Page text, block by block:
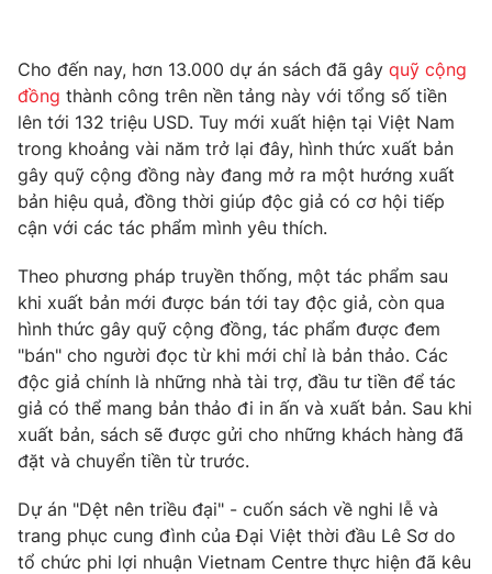
Thế giới đó đây
Câu chuyện quốc tế
Tài chính
Thị trường
Góc doanh nghiệp
Dữ liệu và đời sống
Truyền hình
Phim VTV
Nhân vật
Khán giả
Giải sao mai
Giải trí
Điện ảnh
Âm nhạc
Sao
Đời sống
Du lịch
Làm đẹp
Chất lượng cuộc sống
Giáo dục
Tuyển sinh
Học trực tuyến
Công nghệ
Hitech Công nghệ tương lai
Sản phẩm
Thị trường
Lịch phát sóng
Cho đến nay, hơn 13.000 dự án sách đã gây quỹ cộng
đồng thành công trên nền tảng này với tổng số tiền
lên tới 132 triệu USD. Tuy mới xuất hiện tại Việt Nam
trong khoảng vài năm trở lại đây, hình thức xuất bản
gây quỹ cộng đồng này đang mở ra một hướng xuất
bản hiệu quả, đồng thời giúp độc giả có cơ hội tiếp
cận với các tác phẩm mình yêu thích.
Theo phương pháp truyền thống, một tác phẩm sau
khi xuất bản mới được bán tới tay độc giả, còn qua
hình thức gây quỹ cộng đồng, tác phẩm được đem
"bán" cho người đọc từ khi mới chỉ là bản thảo. Các
độc giả chính là những nhà tài trợ, đầu tư tiền để tác
giả có thể mang bản thảo đi in ấn và xuất bản. Sau khi
xuất bản, sách sẽ được gửi cho những khách hàng đã
đặt và chuyển tiền từ trước.
Dự án "Dệt nên triều đại" - cuốn sách về nghi lễ và
trang phục cung đình của Đại Việt thời đầu Lê Sơ do
tổ chức phi lợi nhuận Vietnam Centre thực hiện đã kêu